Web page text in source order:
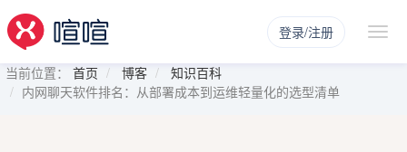
登录/注册
当前位置： 首页 博客
知识百科
内网聊天软件排名：从部署成本到运维轻量化的选型清单